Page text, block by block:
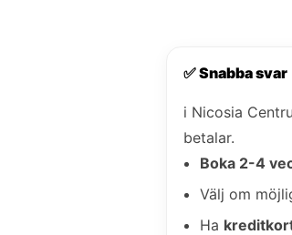
✅ Snabba svar
i Nicosia
betalar.
Boka 2-4
Välj om
Ha